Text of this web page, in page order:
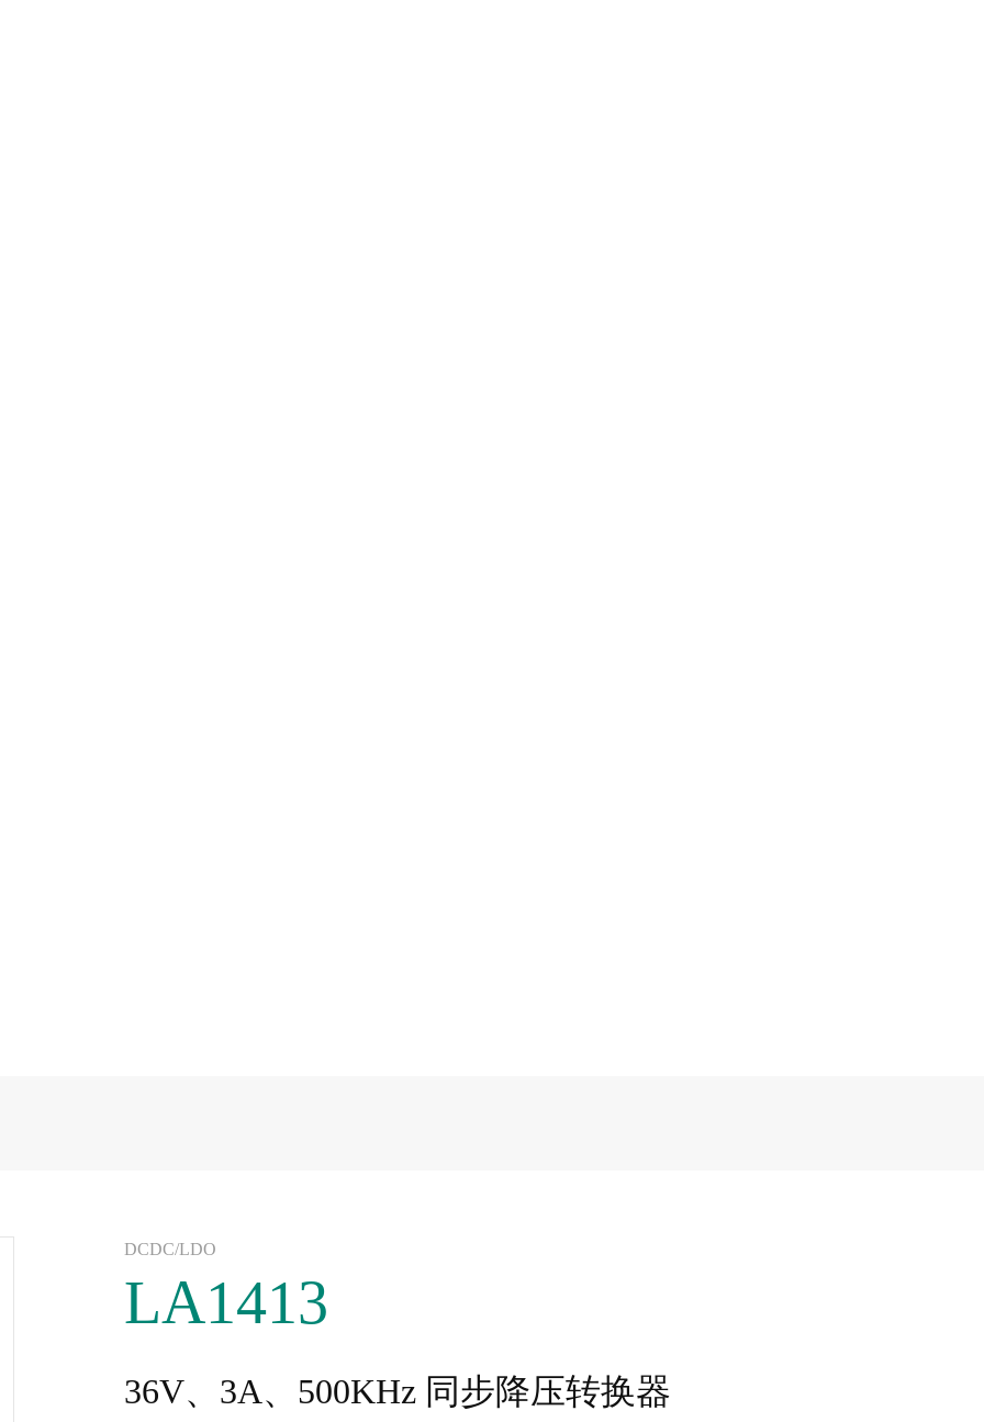
DCDC/LDO
LA1413
36V、3A、500KHz 同步降压转换器